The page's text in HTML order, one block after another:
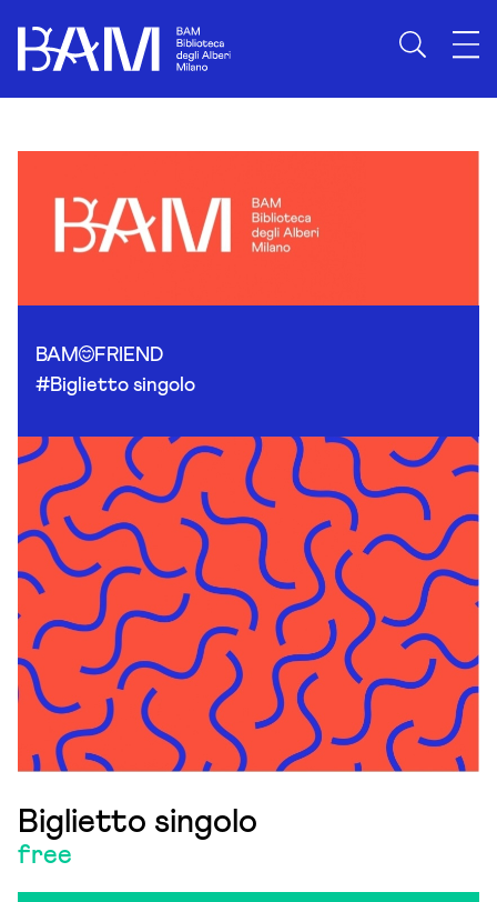
BAM
FRIEND
#Biglietto singolo
Biglietto singolo
free